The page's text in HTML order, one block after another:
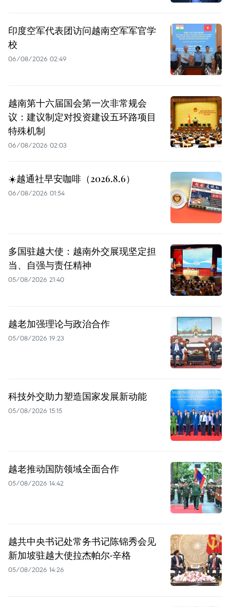
印度空军代表团访问越南空军军官学
校
06/08/2026 02:49
越南第十六届国会第一次非常规会
议：建议制定对投资建设五环路项目
特殊机制
06/08/2026 02:03
☀️越通社早安咖啡（2026.8.6）
06/08/2026 01:54
多国驻越大使：越南外交展现坚定担
当、自强与责任精神
05/08/2026 21:40
越老加强理论与政治合作
05/08/2026 19:23
科技外交助力塑造国家发展新动能
05/08/2026 15:15
越老推动国防领域全面合作
05/08/2026 14:42
越共中央书记处常务书记陈锦秀会见
新加坡驻越大使拉杰帕尔·辛格
05/08/2026 14:26